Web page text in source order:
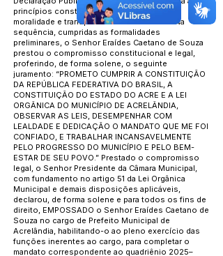
princípios constitucionais da legalidade,
moralidade e transparência administrativa. Na
sequência, cumpridas as formalidades
preliminares, o Senhor Eraídes Caetano de Souza
prestou o compromisso constitucional e legal,
proferindo, de forma solene, o seguinte
juramento: “PROMETO CUMPRIR A CONSTITUIÇÃO
DA REPÚBLICA FEDERATIVA DO BRASIL, A
CONSTITUIÇÃO DO ESTADO DO ACRE E A LEI
ORGÂNICA DO MUNICÍPIO DE ACRELÂNDIA,
OBSERVAR AS LEIS, DESEMPENHAR COM
LEALDADE E DEDICAÇÃO O MANDATO QUE ME FOI
CONFIADO, E TRABALHAR INCANSAVELMENTE
PELO PROGRESSO DO MUNICÍPIO E PELO BEM-
ESTAR DE SEU POVO.” Prestado o compromisso
legal, o Senhor Presidente da Câmara Municipal,
com fundamento no artigo 51 da Lei Orgânica
Municipal e demais disposições aplicáveis,
declarou, de forma solene e para todos os fins de
direito, EMPOSSADO o Senhor Eraídes Caetano de
Souza no cargo de Prefeito Municipal de
Acrelândia, habilitando-o ao pleno exercício das
funções inerentes ao cargo, para completar o
mandato correspondente ao quadriênio 2025–